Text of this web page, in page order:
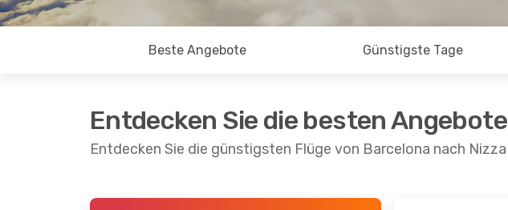
Beste Angebote Günstigste Tage
Entdecken Sie die besten Angebote
Entdecken Sie die günstigsten Flüge von Barcelona nach Nizza